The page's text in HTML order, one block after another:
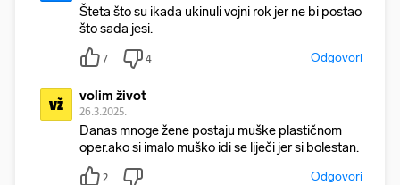
Šteta što su ikada ukinuli vojni rok jer ne bi postao
što sada jesi.
7 4 Odgovori
vž volim život
26.3.2025.
Danas mnoge žene postaju muške plastičnom
oper.ako si imalo muško idi se liječi jer si bolestan.
2 Odgovori